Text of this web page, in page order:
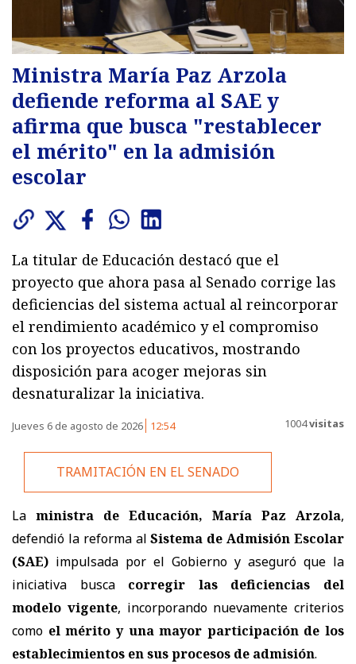
Ministra María Paz Arzola
defiende reforma al SAE y
afirma que busca "restablecer
el mérito" en la admisión
escolar
La titular de Educación destacó que el
proyecto que ahora pasa al Senado corrige las
deficiencias del sistema actual al reincorporar
el rendimiento académico y el compromiso
con los proyectos educativos, mostrando
disposición para acoger mejoras sin
desnaturalizar la iniciativa.
Jueves 6 de agosto de 2026 12:54 1004visitas
TRAMITACIÓN EN EL SENADO
La ministra de Educación, María Paz Arzola,
defendió la reforma alSistema de Admisión Escolar
(SAE) impulsada por el Gobierno y aseguró que la
iniciativa busca corregir las deficiencias del
modelo vigente, incorporando nuevamente criterios
como el mérito y una mayor participación de los
establecimientos en sus procesos de admisión.